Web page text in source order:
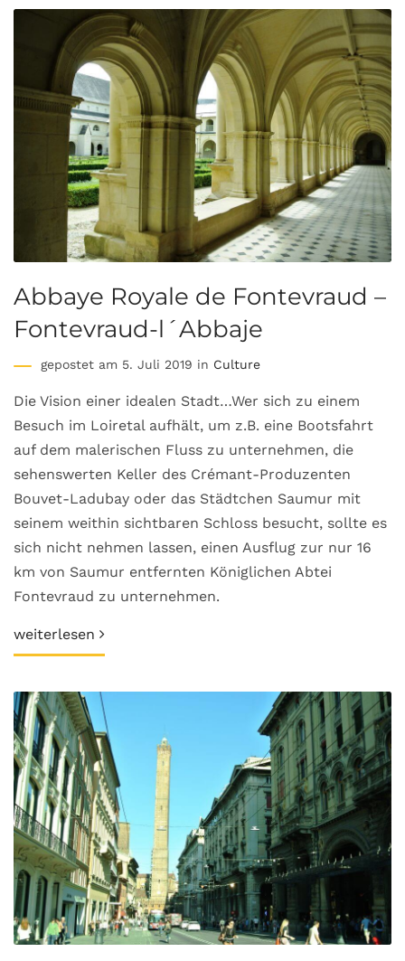
Abbaye Royale de Fontevraud –
Fontevraud-l´Abbaje
gepostet am 5. Juli 2019 in Culture
Die Vision einer idealen Stadt…Wer sich zu einem
Besuch im Loiretal aufhält, um z.B. eine Bootsfahrt
auf dem malerischen Fluss zu unternehmen, die
sehenswerten Keller des Crémant-Produzenten
Bouvet-Ladubay oder das Städtchen Saumur mit
seinem weithin sichtbaren Schloss besucht, sollte es
sich nicht nehmen lassen, einen Ausflug zur nur 16
km von Saumur entfernten Königlichen Abtei
Fontevraud zu unternehmen.
weiterlesen